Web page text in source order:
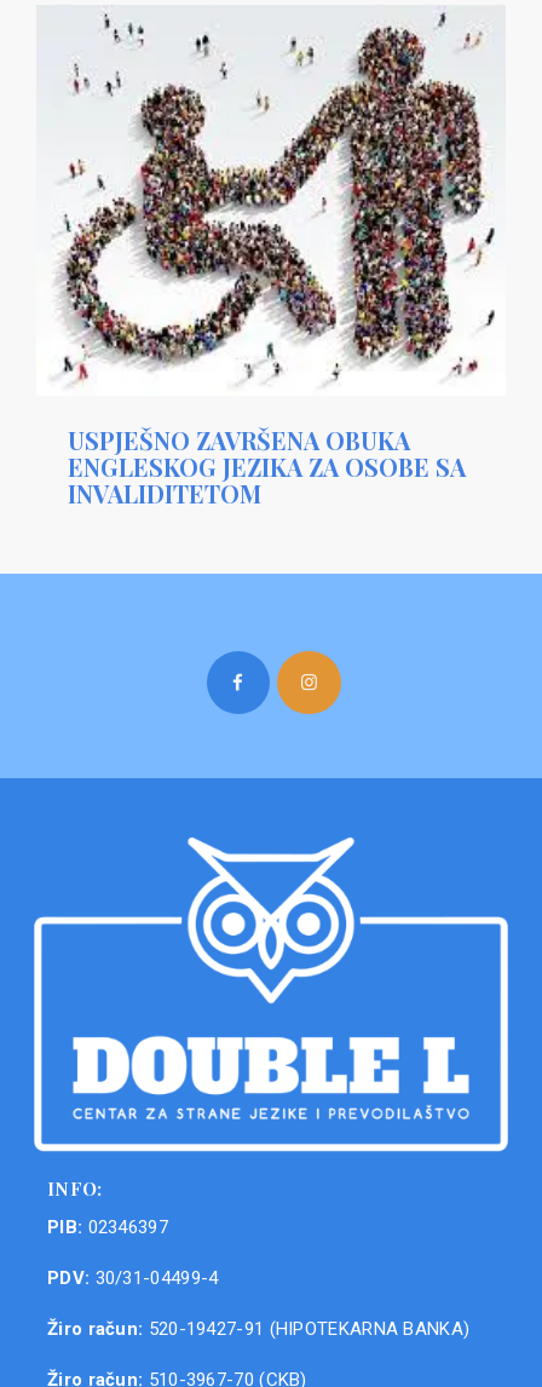
USPJEŠNO ZAVRŠENA OBUKA
ENGLESKOG JEZIKA ZA OSOBE SA
INVALIDITETOM
INFO:
PIB: 02346397
PDV: 30/31-04499-4
Žiro račun: 520-19427-91 (HIPOTEKARNA BANKA)
Žiro račun: 510-3967-70 (CKB)